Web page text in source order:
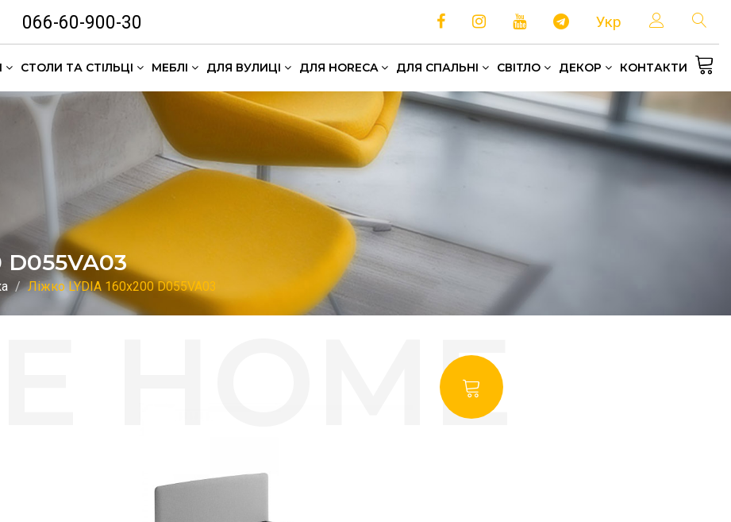
066-60-900-30 Укр
СТОЛИ ТА СТІЛЬЦІ МЕБЛІ ДЛЯ ВУЛИЦІ ДЛЯ HORECA ДЛЯ СПАЛЬНІ СВІТЛО ДЕКОР КОНТАКТИ
Ліжко LYDIA 160x200 D055VA03